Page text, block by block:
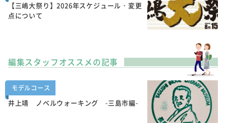
【三嶋大祭り】2026年スケジュール・変更
点について
編集スタッフオススメの記事
モデルコース
井上靖 ノベルウォーキング -三島市編-